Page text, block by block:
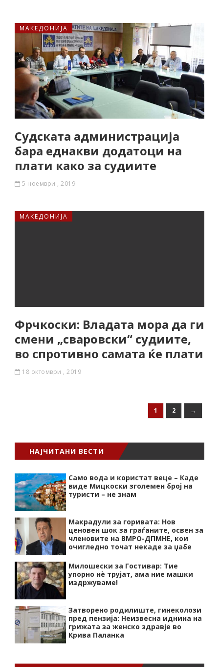
МАКЕДОНИЈА
Судската администрација
бара еднакви додатоци на
плати како за судиите
5 ноември , 2019
МАКЕДОНИЈА
Фрчкоски: Владата мора да ги
смени „сваровски“ судиите,
во спротивно самата ќе плати
18 октомври , 2019
1 2 →
НАЈЧИТАНИ ВЕСТИ
Само вода и користат веце – Каде
виде Мицкоски зголемен број на
туристи – не знам
Макрадули за горивата: Нов
ценовен шок за граѓаните, освен за
членовите на ВМРО-ДПМНЕ, кои
очигледно точат некаде за џабе
Милошески за Гостивар: Тие
упорно нѐ трујат, ама ние машки
издржуваме!
Затворено родилиште, гинеколози
пред пензија: Неизвесна иднина на
грижата за женско здравје во
Крива Паланка